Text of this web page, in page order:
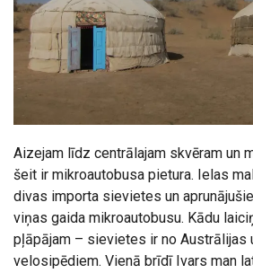
Aizejam līdz centrālajam skvēram un
šeit ir mikroautobusa pietura. Ielas
divas importa sievietes un
viņas gaida mikroautobusu. Kādu
pļāpājam – sievietes ir no Austrālijas
velosipēdiem. Vienā brīdī Ivars man